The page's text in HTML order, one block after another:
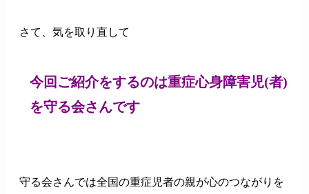
さて、気を取り直して
今回ご紹介をするのは重症心身障害児(者)
を守る会さんです
守る会さんでは全国の重症児者の親が心のつながりを